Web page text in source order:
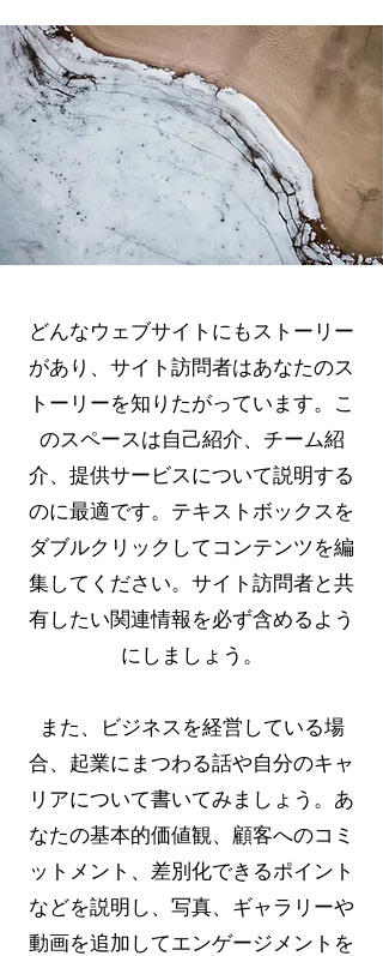
どんなウェブサイトにもストーリー
があり、サイト訪問者はあなたのス
トーリーを知りたがっています。こ
のスペースは自己紹介、チーム紹
介、提供サービスについて説明する
のに最適です。テキストボックスを
ダブルクリックしてコンテンツを編
集してください。サイト訪問者と共
有したい関連情報を必ず含めるよう
にしましょう。
また、ビジネスを経営している場
合、起業にまつわる話や自分のキャ
リアについて書いてみましょう。あ
なたの基本的価値観、顧客へのコミ
ットメント、差別化できるポイント
などを説明し、写真、ギャラリーや
動画を追加してエンゲージメントを